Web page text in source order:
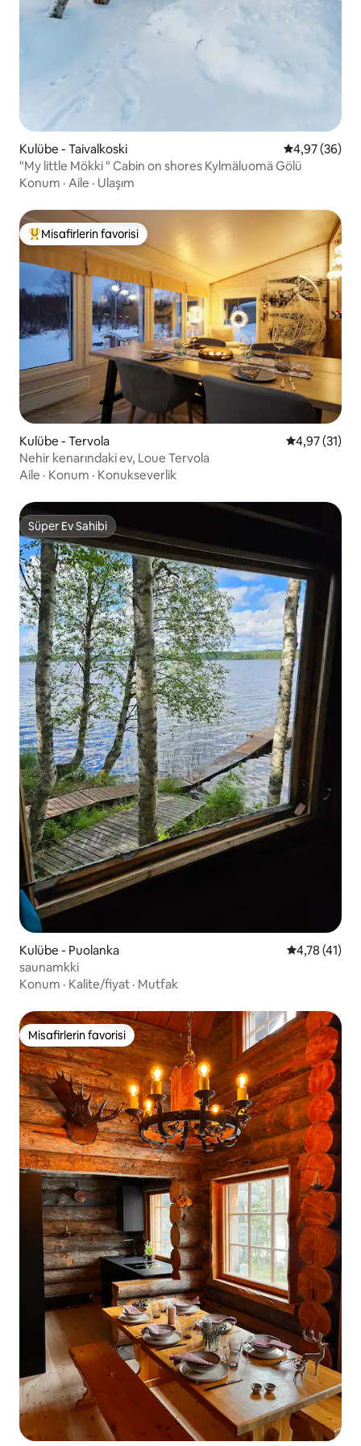
Kulübe - Taivalkoski 5 üzerinden
4,97 (36)
"My little Mökki " Cabin on shores Kylmäluomä Gölü
Konum · Aile · Ulaşım
Misafirlerin favorilerinden en beğenilenler arasında
Misafirlerin favorisi
Kulübe - Tervola 5 üzerinden
4,97 (31)
Nehir kenarındaki ev, Loue Tervola
Aile · Konum · Konukseverlik
Süper Ev Sahibi
Süper Ev Sahibi
Kulübe - Puolanka 5 üzerinden
4,78 (41)
saunamkki
Konum · Kalite/fiyat · Mutfak
Misafirlerin favorisi
Misafirlerin favorisi